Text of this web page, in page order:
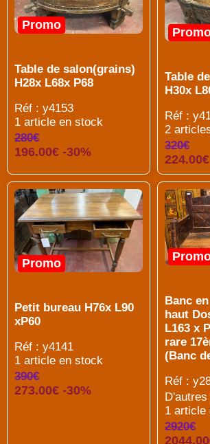
Promo
Table de salon(grains)
H28x L68x P68
Réf : y4153
1 article en stock
280€
196.00€ -30%
Table
H30x
Réf :
2
320€
Promo
Petit bureau H76x L90
xP60
Réf : y4141
1 article en stock
390€
273.00€ -30%
Banc
haut
L163 x
rare
(Banc
Réf :
1 article
2920€